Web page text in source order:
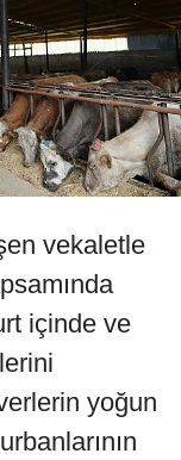
vekaletle
içinde ve
yoğun